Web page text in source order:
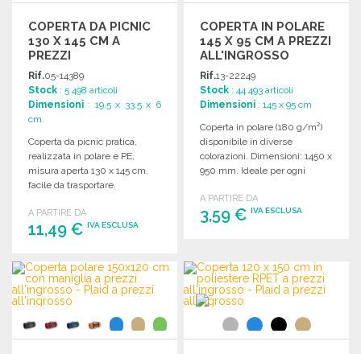
COPERTA DA PICNIC
130 X 145 CM A
PREZZI
ALL'INGROSSO
Rif.05-14389
Stock : 5 498 articoli
Dimensioni : 19.5 x 33.5 x 6
cm
Coperta da picnic pratica,
realizzata in polare e PE,
misura aperta 130 x 145 cm,
facile da trasportare.
A PARTIRE DA
11,49 € IVA ESCLUSA
ORDINARE
Richiedi un preventivo
COPERTA IN POLARE
145 X 95 CM A PREZZI
ALL'INGROSSO
Rif.13-22249
Stock : 44 493 articoli
Dimensioni : 145 x 95 cm
Coperta in polare (180 g/m²)
disponibile in diverse
colorazioni. Dimensioni: 1450 x
950 mm. Ideale per ogni
A PARTIRE DA
3,59 €IVA ESCLUSA
Richiedi un preventivo